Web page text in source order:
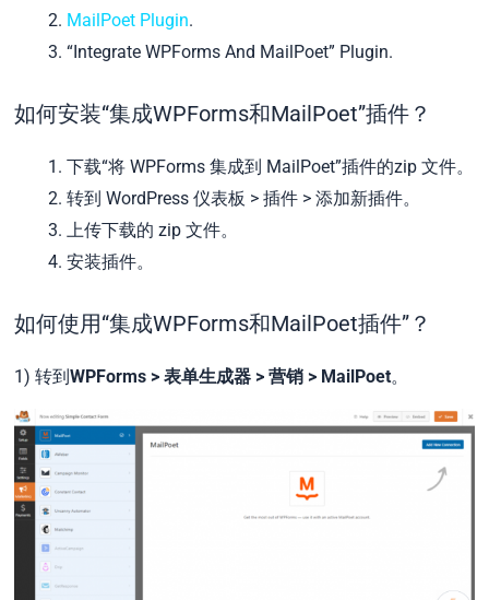
MailPoet Plugin.
“Integrate WPForms And MailPoet” Plugin.
如何安装“集成WPForms和MailPoet”插件？
下载“将 WPForms 集成到 MailPoet”插件的zip 文件。
转到 WordPress 仪表板 > 插件 > 添加新插件。
上传下载的 zip 文件。
安装插件。
如何使用“集成WPForms和MailPoet插件”？
1) 转到WPForms > 表单生成器 > 营销 > MailPoet。